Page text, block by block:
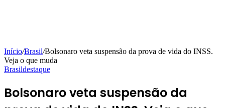
Início/Brasil/Bolsonaro veta suspensão da prova de vida do INSS.
Veja o que muda
Brasildestaque
Bolsonaro veta suspensão da